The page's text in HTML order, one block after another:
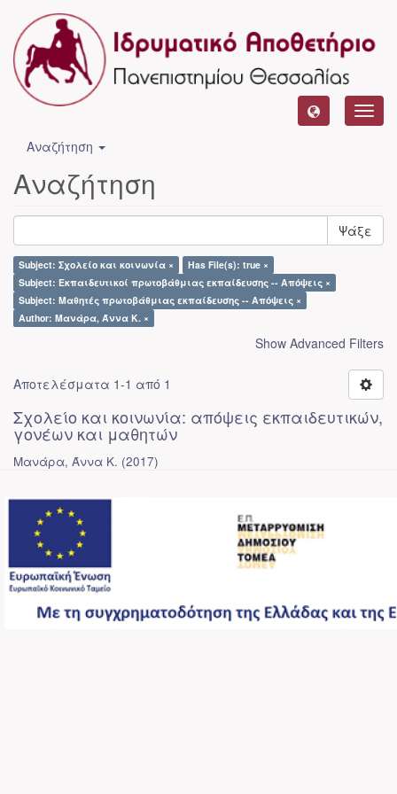
Αναζήτηση
Αναζήτηση
Ψάξε
Subject: Σχολείο και κοινωνία ×
Has File(s): true ×
Subject: Εκπαιδευτικοί πρωτοβάθμιας εκπαίδευσης -- Απόψεις ×
Subject: Μαθητές πρωτοβάθμιας εκπαίδευσης -- Απόψεις ×
Author: Μανάρα, Άννα Κ. ×
Show Advanced Filters
Αποτελέσματα 1-1 από 1
Σχολείο και κοινωνία: απόψεις εκπαιδευτικών,
γονέων και μαθητών
Μανάρα, Άννα Κ. (2017)